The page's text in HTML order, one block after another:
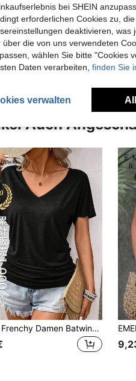
Bewertungen Ansehen
Auch
SHEIN Frenchy Damen Batwing Kurzarm Plissee T-Shirt, Sommerurlaub Tee
bei SHEIN
erforderlichen Cookies zu,
deaktivieren,
über die von uns verwendeten
wählen Sie bitte "Cookies
Daten verarbeiten, finden Sie
verwalten